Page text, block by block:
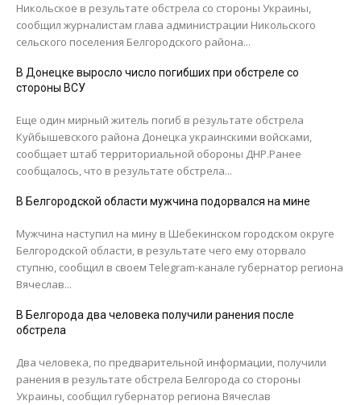
Никольское в результате обстрела со стороны Украины,
сообщил журналистам глава администрации Никольского
сельского поселения Белгородского района...
В Донецке выросло число погибших при обстреле со
стороны ВСУ
Еще один мирный житель погиб в результате обстрела
Куйбышевского района Донецка украинскими войсками,
сообщает штаб территориальной обороны ДНР.Ранее
сообщалось, что в результате обстрела...
В Белгородской области мужчина подорвался на мине
Мужчина наступил на мину в Шебекинском городском округе
Белгородской области, в результате чего ему оторвало
ступню, сообщил в своем Telegram-канале губернатор региона
Вячеслав...
В Белгорода два человека получили ранения после
обстрела
Два человека, по предварительной информации, получили
ранения в результате обстрела Белгорода со стороны
Украины, сообщил губернатор региона Вячеслав